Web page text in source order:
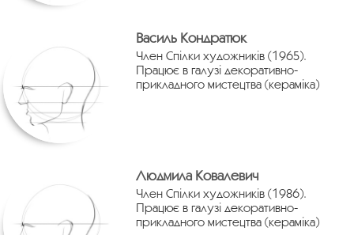
Василь Кондратюк
Член Спілки художників (1965).
Працює в галузі декоративно-
прикладного мистецтва (кераміка)
Людмила Ковалевич
Член Спілки художників (1986).
Працює в галузі декоративно-
прикладного мистецтва (кераміка)